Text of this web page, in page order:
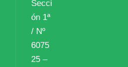
Secci
ón 1ª
/ Nº
6075
25 –